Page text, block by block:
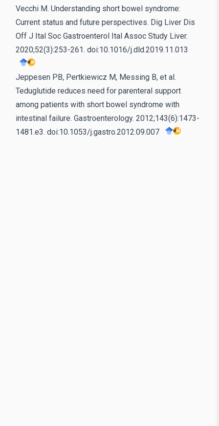
Vecchi M. Understanding short bowel syndrome:
Current status and future perspectives. Dig Liver Dis
Off J Ital Soc Gastroenterol Ital Assoc Study Liver.
2020;52(3):253-261. doi:10.1016/j.dld.2019.11.013
Jeppesen PB, Pertkiewicz M, Messing B, et al.
Teduglutide reduces need for parenteral support
among patients with short bowel syndrome with
intestinal failure. Gastroenterology. 2012;143(6):1473-
1481.e3. doi:10.1053/j.gastro.2012.09.007